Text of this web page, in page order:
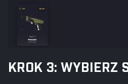
KROK 3: WYBIERZ